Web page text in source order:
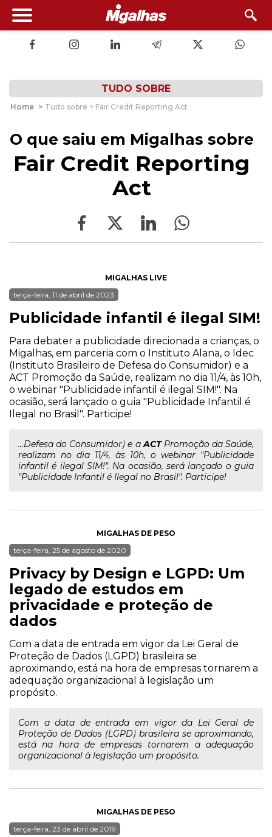
TUDO SOBRE
Home > Tudo sobre > Fair Credit Reporting Act
O que saiu em Migalhas sobre
Fair Credit Reporting
Act
MIGALHAS LIVE
terça-feira, 11 de abril de 2023
Publicidade infantil é ilegal SIM!
Para debater a publicidade direcionada a crianças, o
Migalhas, em parceria com o Instituto Alana, o Idec
(Instituto Brasileiro de Defesa do Consumidor) e a
ACT Promoção da Saúde, realizam no dia 11/4, às 10h,
o webinar "Publicidade infantil é ilegal SIM!". Na
ocasião, será lançado o guia "Publicidade Infantil é
Ilegal no Brasil". Participe!
...Defesa do Consumidor) e aACTPromoção da Saúde,
realizam no dia 11/4, às 10h, o webinar "Publicidade
infantil é ilegal SIM!". Na ocasião, será lançado o guia
"Publicidade Infantil é Ilegal no Brasil". Participe!
MIGALHAS DE PESO
terça-feira, 25 de agosto de 2020
Privacy by Design e LGPD: Um
legado de estudos em
privacidade e proteção de
dados
Com a data de entrada em vigor da Lei Geral de
Proteção de Dados (LGPD) brasileira se
aproximando, está na hora de empresas tornarem a
adequação organizacional à legislação um
propósito.
Com a data de entrada em vigor da Lei Geral de
Proteção de Dados (LGPD) brasileira se aproximando,
está na hora de empresas tornarem a adequação
organizacional à legislação um propósito.
MIGALHAS DE PESO
terça-feira, 23 de abril de 2019